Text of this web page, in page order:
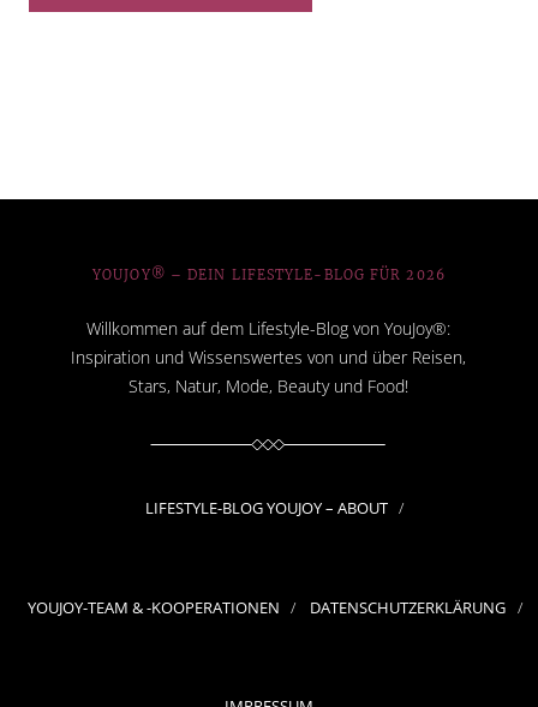
YOUJOY® – DEIN LIFESTYLE-BLOG FÜR 2026
Willkommen auf dem Lifestyle-Blog von YouJoy®:
Inspiration und Wissenswertes von und über Reisen,
Stars, Natur, Mode, Beauty und Food!
LIFESTYLE-BLOG YOUJOY – ABOUT
YOUJOY-TEAM & -KOOPERATIONEN DATENSCHUTZERKLÄRUNG